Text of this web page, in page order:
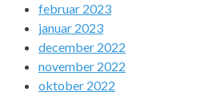
februar 2023
januar 2023
december 2022
november 2022
oktober 2022